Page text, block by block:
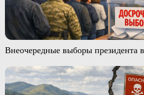
Внеочередные выборы